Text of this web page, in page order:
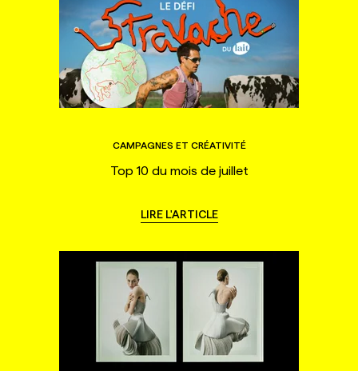
CAMPAGNES ET CRÉATIVITÉ
Top 10 du mois de juillet
LIRE L'ARTICLE